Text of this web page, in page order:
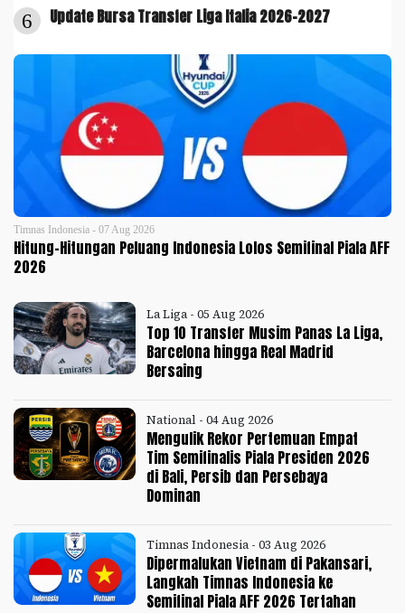
6 Update Bursa Transfer Liga Italia 2026-2027
Timnas Indonesia - 07 Aug 2026
Hitung-Hitungan Peluang Indonesia Lolos Semifinal Piala AFF
2026
La Liga - 05 Aug 2026
Top 10 Transfer Musim Panas La Liga,
Barcelona hingga Real Madrid
Bersaing
National - 04 Aug 2026
Mengulik Rekor Pertemuan Empat
Tim Semifinalis Piala Presiden 2026
di Bali, Persib dan Persebaya
Dominan
Timnas Indonesia - 03 Aug 2026
Dipermalukan Vietnam di Pakansari,
Langkah Timnas Indonesia ke
Semifinal Piala AFF 2026 Tertahan